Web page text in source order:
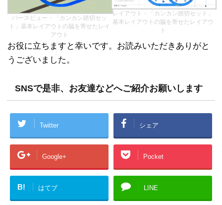
パースビュー・「カンカン踏切セッ
ト」基本レイアウトの脇を寄せたレイ
アウト
レイアウト・「カンカン踏切セット」
基本レイアウトの脇を寄せたレイアウ
ト
お役に立ちますと幸いです。お読みいただきありがと
うございました。
SNSで是非、お友達などへご紹介お願いします
Twitter シェア
Google+ Pocket
B! はてブ LINE